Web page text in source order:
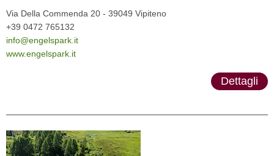
Via Della Commenda 20 - 39049 Vipiteno
+39 0472 765132
info@engelspark.it
www.engelspark.it
Dettagli